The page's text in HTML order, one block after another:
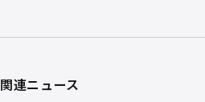
関連ニュース